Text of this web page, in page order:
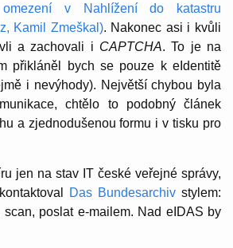
v Nahlížení do katastru
Kamil Zmeškal). Nakonec asi i kvůli
a zachovali i CAPTCHA. To je na
přikláněl bych se pouze k eIdentitě
i nevýhody). Největší chybou byla
chtělo to podobný článek
a zjednodušenou formu i v tisku pro
jen na stav IT české veřejné správy,
Das Bundesarchivstylem:
scan, poslat e-mailem. Nad eIDAS by